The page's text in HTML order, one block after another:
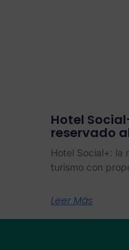
Hotel
reservado
Hotel Social+: la
turismo con
Leer Más